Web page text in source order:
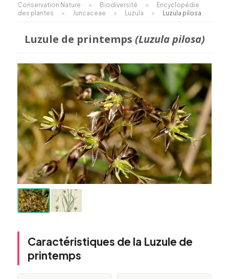
Conservation Nature > Biodiversité >
Encyclopédie
des plantes
> Juncaceae > Luzula > Luzula pilosa
Luzule de printemps (Luzula pilosa)
Caractéristiques de la Luzule de
printemps